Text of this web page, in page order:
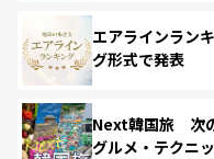
エアラインラン
グ形式で発表
Next韓国旅 次
グルメ・テクニ